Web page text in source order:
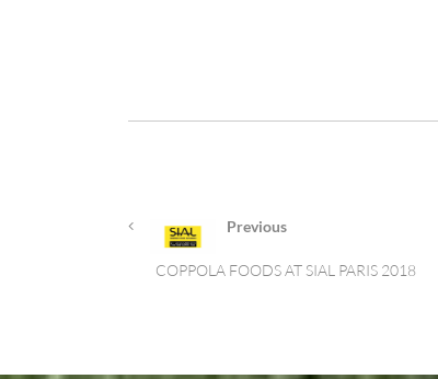
Previous
COPPOLA FOODS AT SIAL PARIS 2018